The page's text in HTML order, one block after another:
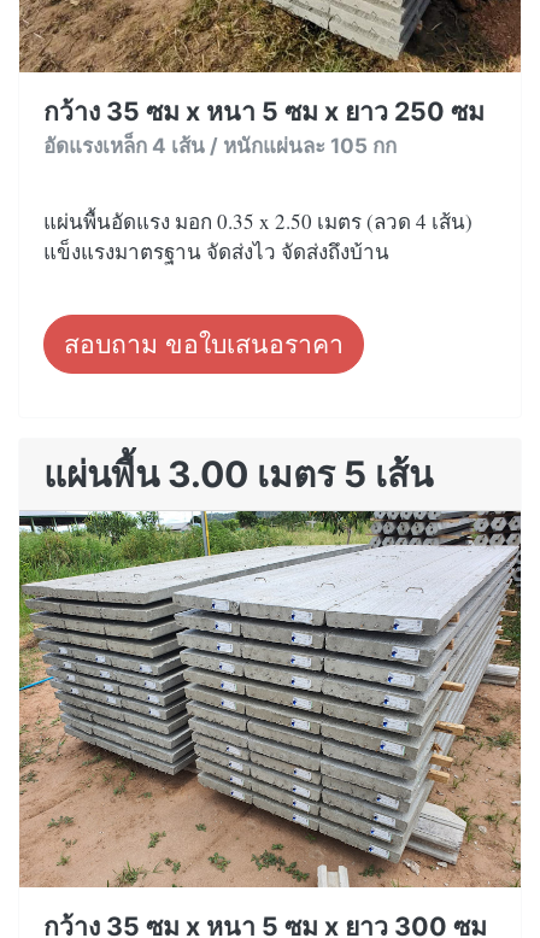
กว้าง 35 ซม x หนา 5 ซม x ยาว 250 ซม
อัดแรงเหล็ก 4 เส้น / หนักแผ่นละ 105 กก
แผ่นพื้นอัดแรง มอก 0.35 x 2.50 เมตร (ลวด 4 เส้น)
แข็งแรงมาตรฐาน จัดส่งไว จัดส่งถึงบ้าน
สอบถาม ขอใบเสนอราคา
แผ่นพื้น 3.00 เมตร 5 เส้น
กว้าง 35 ซม x หนา 5 ซม x ยาว 300 ซม